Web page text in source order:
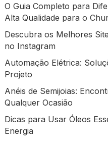
O Guia Completo para
Alta Qualidade para o
Descubra os Melhores
no Instagram
Automação Elétrica:
Projeto
Anéis de Semijoias:
Qualquer Ocasião
Dicas para Usar Óleos
Energia